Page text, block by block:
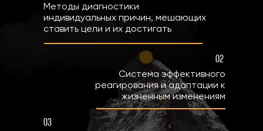
Система эффективного
реагирования и адаптации к
жизненным изменениям
02
03
Методы диагностики
индивидуальных причин, мешающих
ставить цели и их достигать